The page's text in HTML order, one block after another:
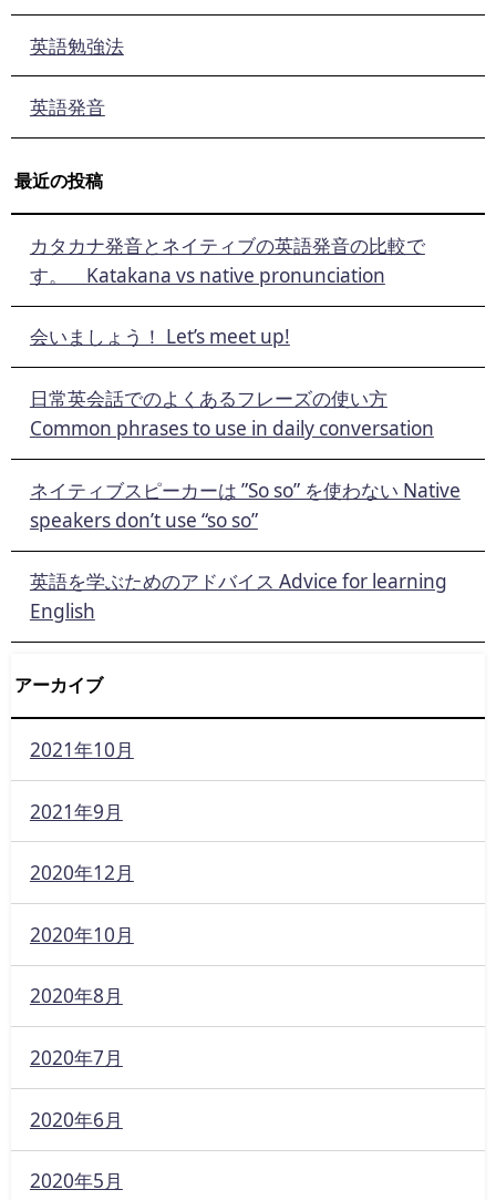
英語勉強法
英語発音
最近の投稿
カタカナ発音とネイティブの英語発音の比較で
す。 Katakana vs native pronunciation
会いましょう！ Let’s meet up!
日常英会話でのよくあるフレーズの使い方
Common phrases to use in daily conversation
ネイティブスピーカーは ”So so” を使わない Native
speakers don’t use “so so”
英語を学ぶためのアドバイス Advice for learning
English
アーカイブ
2021年10月
2021年9月
2020年12月
2020年10月
2020年8月
2020年7月
2020年6月
2020年5月